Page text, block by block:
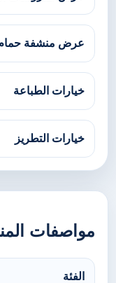
عرض منشفة حمام
خيارات الطباعة
خيارات التطريز
مواصفات
الفئة